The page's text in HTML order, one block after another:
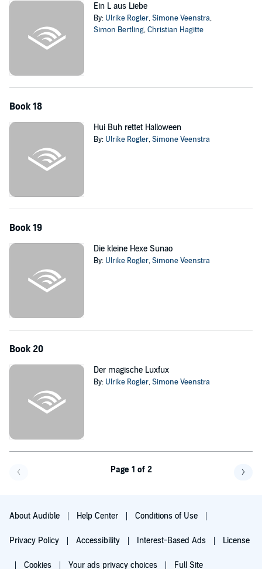
Ein L aus Liebe
By: Ulrike Rogler,Simone Veenstra,
Simon Bertling,Christian Hagitte
Book 18
Hui Buh rettet Halloween
By: Ulrike Rogler,Simone Veenstra
Book 19
Die kleine Hexe Sunao
By: Ulrike Rogler,Simone Veenstra
Book 20
Der magische Luxfux
By: Ulrike Rogler,Simone Veenstra
Page 1 of 2
About Audible Help Center Conditions of Use
Privacy Policy Accessibility Interest-Based Ads License
Cookies Your ads privacy choices Full Site